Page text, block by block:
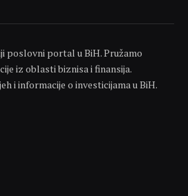
poslovni portal u BiH. Pružamo
iz oblasti biznisa i finansija.
i informacije o investicijama u BiH.